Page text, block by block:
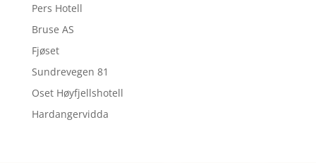
Pers Hotell
Bruse AS
Fjøset
Sundrevegen 81
Oset Høyfjellshotell
Hardangervidda